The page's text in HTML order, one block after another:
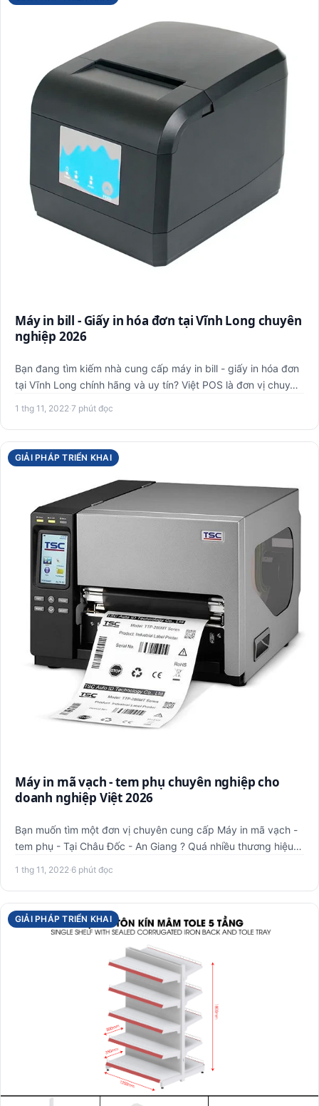
Máy in bill - Giấy in hóa đơn tại Vĩnh Long chuyên
nghiệp 2026
Bạn đang tìm kiếm nhà cung cấp máy in bill - giấy in hóa đơn
tại Vĩnh Long chính hãng và uy tín? Việt POS là đơn vị chuy…
1 thg 11, 2022·7 phút đọc
GIẢI PHÁP TRIỂN KHAI
Máy in mã vạch - tem phụ chuyên nghiệp cho
doanh nghiệp Việt 2026
Bạn muốn tìm một đơn vị chuyên cung cấp Máy in mã vạch -
tem phụ - Tại Châu Đốc - An Giang ? Quá nhiều thương hiệu
1 thg 11, 2022·6 phút đọc
GIẢI PHÁP TRIỂN KHAI